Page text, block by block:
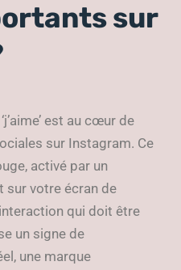
sur
est au cœur de
sur Instagram. Ce
activé par un
votre écran de
qui doit être
un signe de
une marque